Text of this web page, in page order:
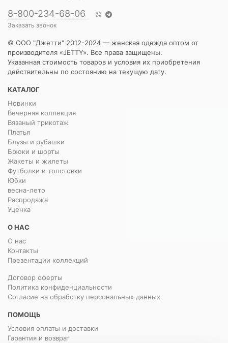
8-800-234-68-06
Заказать звонок
© ООО "Джетти" 2012-2024 — женская одежда оптом от
производителя «JETTY». Все права защищены.
Указанная стоимость товаров и условия их приобретения
действительны по состоянию на текущую дату.
КАТАЛОГ
Новинки
Вечерняя коллекция
Вязаный трикотаж
Платья
Блузы и рубашки
Брюки и шорты
Жакеты и жилеты
Футболки и толстовки
Юбки
весна-лето
Распродажа
Уценка
О НАС
О нас
Контакты
Презентации коллекций
Договор оферты
Политика конфиденциальности
Согласие на обработку персональных данных
ПОМОЩЬ
Условия оплаты и доставки
Гарантия и возврат